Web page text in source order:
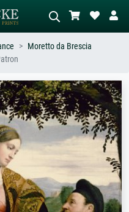
Sie die Szene – z.B. Grüne
Wiese, Abstrakt mit viel Rot, Dunkles
Stehender Akt neben einem
Baum.
Moretto da Brescia